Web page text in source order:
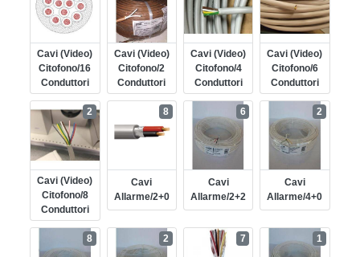
Cavi (video)
Citofono/16
Conduttori
Cavi (video)
Citofono/2
Conduttori
Cavi (video)
Citofono/4
Conduttori
Cavi (video)
Citofono/6
Conduttori
Cavi (video)
Citofono/8
Conduttori
2
Cavi
Allarme/2+0
8
Cavi
Allarme/2+2
6
Cavi
Allarme/4+0
2
8 2 7 1